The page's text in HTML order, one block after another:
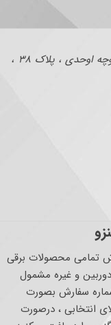
تهران ، خیابان امیرکبیر ، نرسیده به ملت ، کوچه اوحدی ، پلاک ۳۸ ،
تمامی محصولات برقی
و غیره مشمول
سفارش بصورت
انتخابی ، درصورت